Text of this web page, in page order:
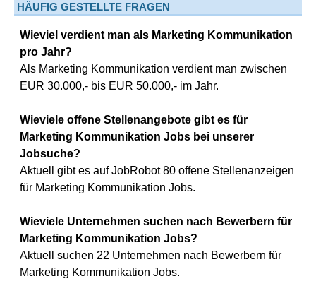
HÄUFIG GESTELLTE FRAGEN
Wieviel verdient man als Marketing Kommunikation
pro Jahr?
Als Marketing Kommunikation verdient man zwischen
EUR 30.000,- bis EUR 50.000,- im Jahr.
Wieviele offene Stellenangebote gibt es für
Marketing Kommunikation Jobs bei unserer
Jobsuche?
Aktuell gibt es auf JobRobot 80 offene Stellenanzeigen
für Marketing Kommunikation Jobs.
Wieviele Unternehmen suchen nach Bewerbern für
Marketing Kommunikation Jobs?
Aktuell suchen 22 Unternehmen nach Bewerbern für
Marketing Kommunikation Jobs.